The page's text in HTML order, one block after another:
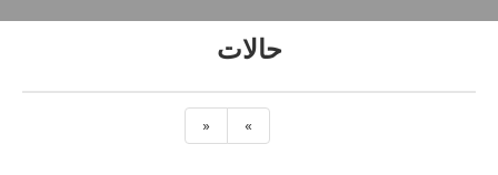
حالات
« »